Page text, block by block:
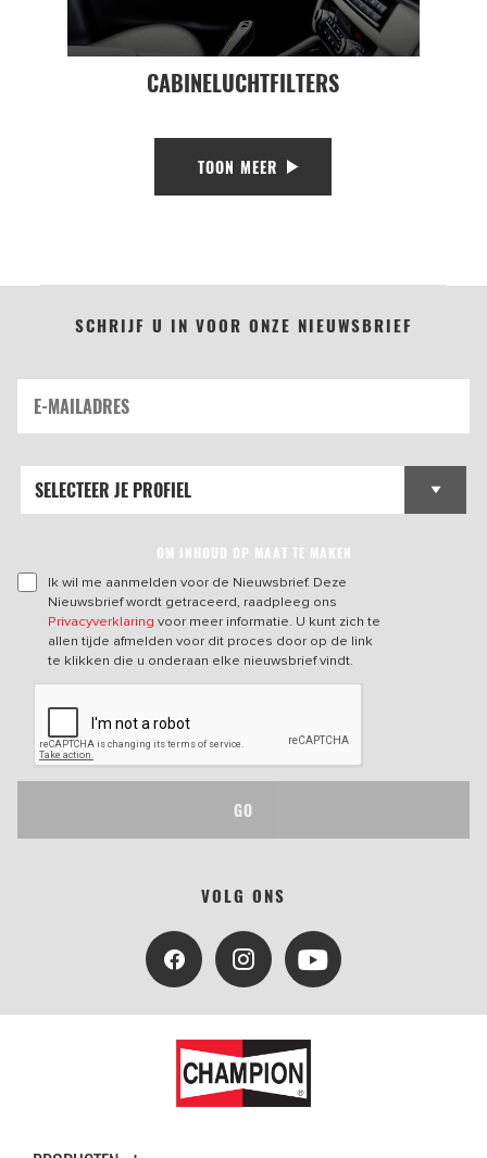
CABINELUCHTFILTERS
TOON MEER
SCHRIJF U IN VOOR ONZE NIEUWSBRIEF
OM INHOUD OP MAAT TE MAKEN
Ik wil me aanmelden voor de Nieuwsbrief. Deze
Nieuwsbrief wordt getraceerd, raadpleeg ons
Privacyverklaring voor meer informatie. U kunt zich te
allen tijde afmelden voor dit proces door op de link
te klikken die u onderaan elke nieuwsbrief vindt.
GO
VOLG ONS